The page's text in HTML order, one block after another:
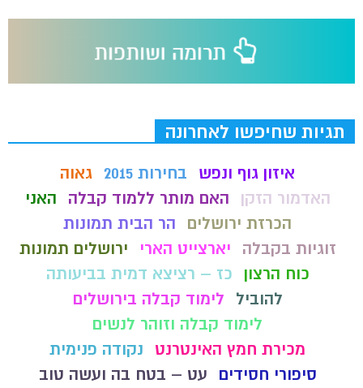
תגיות שחיפשו לאחרונה
איזון גוף ונפש בחירות 2015
גאוה
האדמור הזקן
האם מותר ללמוד קבלה
האני
הכרזת ירושלים
הר הבית תמונות
זוגיות בקבלה
יארצייט הארי
ירושלים תמונות
כוח הרצון
כז – רציצא דמית בביעותה
להוביל
לימוד קבלה בירושלים
לימוד קבלה וזוהר לנשים
מכירת חמץ האינטרנט
נקודה פנימית
סיפורי חסידים
עט – בטח בה ועשה טוב